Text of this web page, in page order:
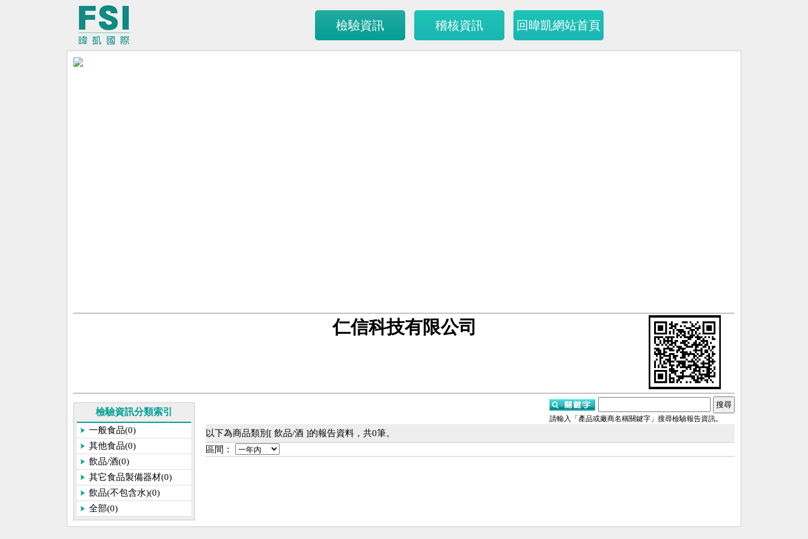
檢驗資訊 稽核資訊 回暐凱網站首頁
仁信科技有限公司
請輸入「產品或廠商名稱關鍵字」搜尋檢驗報告資訊。
檢驗資訊分類索引
一般食品(0)
其他食品(0)
飲品/酒(0)
其它食品製備器材(0)
飲品(不包含水)(0)
全部(0)
以下為商品類別[ 飲品/酒 ]的報告資料，共0筆。
區間：